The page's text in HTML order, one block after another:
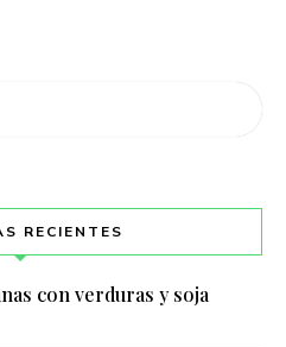
RECIENTES
con verduras y soja